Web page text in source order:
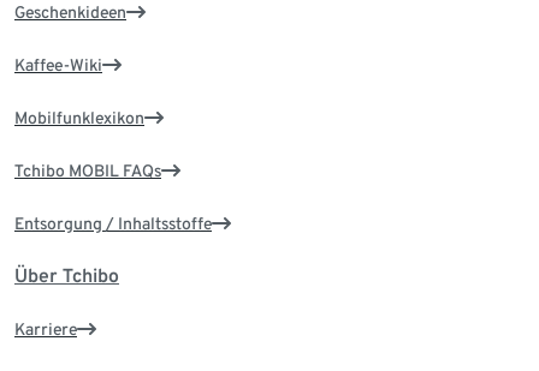
Geschenkideen
Kaffee-Wiki
Mobilfunklexikon
Tchibo MOBIL FAQs
Entsorgung / Inhaltsstoffe
Über Tchibo
Karriere